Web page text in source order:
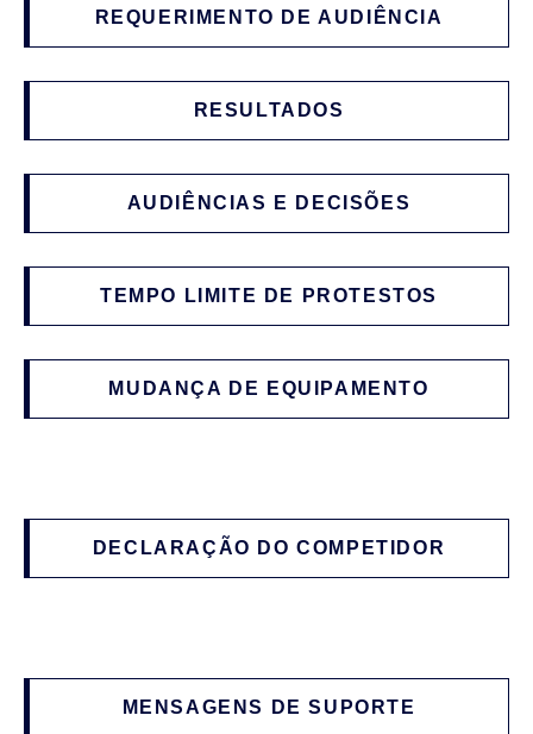
REQUERIMENTO DE AUDIÊNCIA
RESULTADOS
AUDIÊNCIAS E DECISÕES
TEMPO LIMITE DE PROTESTOS
MUDANÇA DE EQUIPAMENTO
DECLARAÇÃO DO COMPETIDOR
MENSAGENS DE SUPORTE